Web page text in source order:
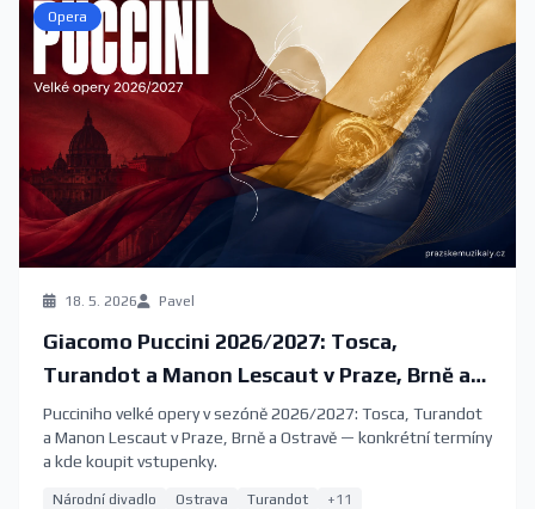
Opera
18. 5. 2026 Pavel
Giacomo Puccini 2026/2027: Tosca,
Turandot a Manon Lescaut v Praze, Brně a
Ostravě
Pucciniho velké opery v sezóně 2026/2027: Tosca, Turandot
a Manon Lescaut v Praze, Brně a Ostravě — konkrétní termíny
a kde koupit vstupenky.
Národní divadlo Ostrava Turandot +11